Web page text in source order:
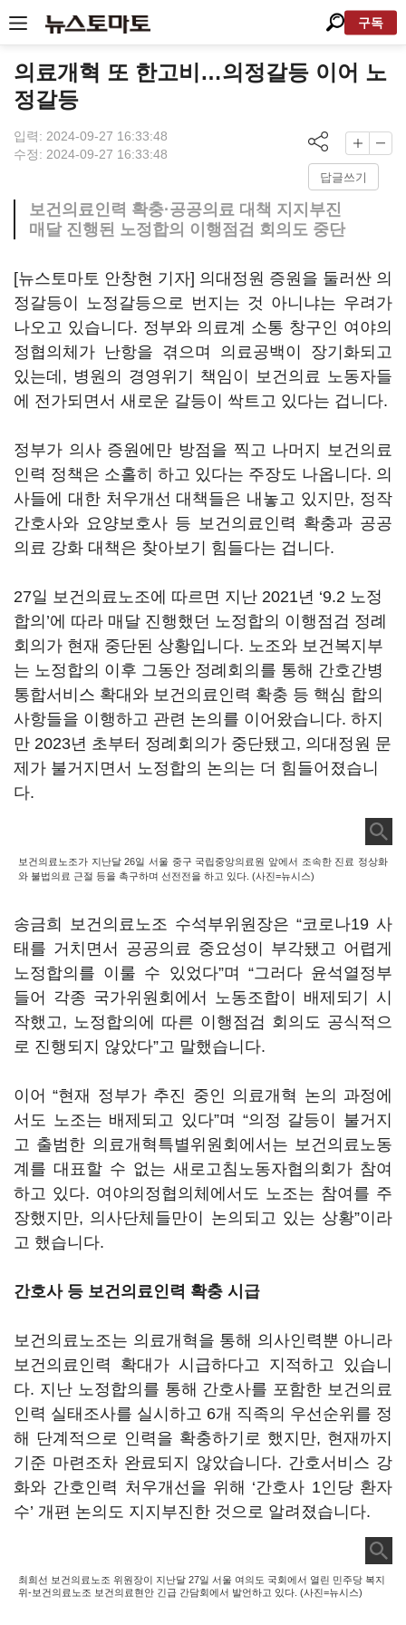
구독
의료개혁 또 한고비…의정갈등 이어 노
정갈등
입력: 2024-09-27 16:33:48
수정: 2024-09-27 16:33:48
답글쓰기
보건의료인력 확충·공공의료 대책 지지부진
매달 진행된 노정합의 이행점검 회의도 중단
[뉴스토마토 안창현 기자] 의대정원 증원을 둘러싼 의
정갈등이 노정갈등으로 번지는 것 아니냐는 우려가
나오고 있습니다. 정부와 의료계 소통 창구인 여야의
정협의체가 난항을 겪으며 의료공백이 장기화되고
있는데, 병원의 경영위기 책임이 보건의료 노동자들
에 전가되면서 새로운 갈등이 싹트고 있다는 겁니다.
정부가 의사 증원에만 방점을 찍고 나머지 보건의료
인력 정책은 소홀히 하고 있다는 주장도 나옵니다. 의
사들에 대한 처우개선 대책들은 내놓고 있지만, 정작
간호사와 요양보호사 등 보건의료인력 확충과 공공
의료 강화 대책은 찾아보기 힘들다는 겁니다.
27일 보건의료노조에 따르면 지난 2021년 ‘9.2 노정
합의’에 따라 매달 진행했던 노정합의 이행점검 정례
회의가 현재 중단된 상황입니다. 노조와 보건복지부
는 노정합의 이후 그동안 정례회의를 통해 간호간병
통합서비스 확대와 보건의료인력 확충 등 핵심 합의
사항들을 이행하고 관련 논의를 이어왔습니다. 하지
만 2023년 초부터 정례회의가 중단됐고, 의대정원 문
제가 불거지면서 노정합의 논의는 더 힘들어졌습니
다.
보건의료노조가 지난달 26일 서울 중구 국립중앙의료원 앞에서 조속한 진료 정상화
와 불법의료 근절 등을 촉구하며 선전전을 하고 있다. (사진=뉴시스)
송금희 보건의료노조 수석부위원장은 “코로나19 사
태를 거치면서 공공의료 중요성이 부각됐고 어렵게
노정합의를 이룰 수 있었다”며 “그러다 윤석열정부
들어 각종 국가위원회에서 노동조합이 배제되기 시
작했고, 노정합의에 따른 이행점검 회의도 공식적으
로 진행되지 않았다”고 말했습니다.
이어 “현재 정부가 추진 중인 의료개혁 논의 과정에
서도 노조는 배제되고 있다”며 “의정 갈등이 불거지
고 출범한 의료개혁특별위원회에서는 보건의료노동
계를 대표할 수 없는 새로고침노동자협의회가 참여
하고 있다. 여야의정협의체에서도 노조는 참여를 주
장했지만, 의사단체들만이 논의되고 있는 상황”이라
고 했습니다.
간호사 등 보건의료인력 확충 시급
보건의료노조는 의료개혁을 통해 의사인력뿐 아니라
보건의료인력 확대가 시급하다고 지적하고 있습니
다. 지난 노정합의를 통해 간호사를 포함한 보건의료
인력 실태조사를 실시하고 6개 직족의 우선순위를 정
해 단계적으로 인력을 확충하기로 했지만, 현재까지
기준 마련조차 완료되지 않았습니다. 간호서비스 강
화와 간호인력 처우개선을 위해 ‘간호사 1인당 환자
수’ 개편 논의도 지지부진한 것으로 알려졌습니다.
최희선 보건의료노조 위원장이 지난달 27일 서울 여의도 국회에서 열린 민주당 복지
위-보건의료노조 보건의료현안 긴급 간담회에서 발언하고 있다. (사진=뉴시스)